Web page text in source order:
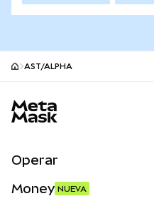
AST/ALPHA
Operar
Money NUEVA